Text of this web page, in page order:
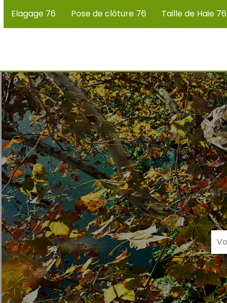
Elagage 76 Pose de clôture 76 Taille de Haie 76